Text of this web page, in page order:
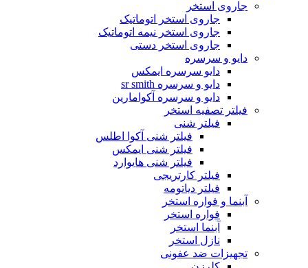
جاروی استخر
جاروی استخر اتوماتیک
جاروی استخر نیمه اتوماتیک
جاروی استخر دستی
دایو و سرسره
دایو سرسره ایمکس
دایو و سرسره sr smith
دایو و سرسره آکوامارین
فیلتر تصفیه استخر
فیلتر شنی
فیلتر شنی آکوا اطلس
فیلتر شنی ایمکس
فیلتر شنی هایوارد
فیلتر کارتریجی
فیلتر دیاتومه
آبنما و فواره استخر
فواره استخر
آبنما استخر
نازل استخر
تجهیزات ضد عفونی